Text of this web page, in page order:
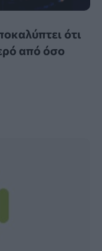
ότι
από όσο